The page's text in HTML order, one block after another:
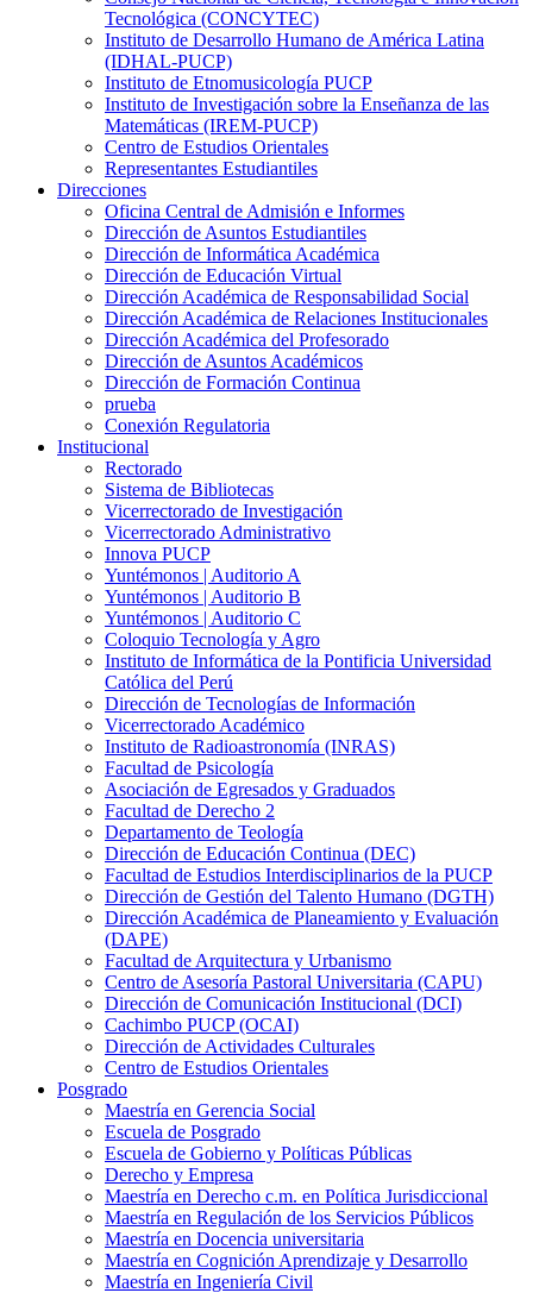
Tecnológica (CONCYTEC)
Instituto de Desarrollo Humano de América Latina
(IDHAL-PUCP)
Instituto de Etnomusicología PUCP
Instituto de Investigación sobre la Enseñanza de las
Matemáticas (IREM-PUCP)
Centro de Estudios Orientales
Representantes Estudiantiles
Direcciones
Oficina Central de Admisión e Informes
Dirección de Asuntos Estudiantiles
Dirección de Informática Académica
Dirección de Educación Virtual
Dirección Académica de Responsabilidad Social
Dirección Académica de Relaciones Institucionales
Dirección Académica del Profesorado
Dirección de Asuntos Académicos
Dirección de Formación Continua
prueba
Conexión Regulatoria
Institucional
Rectorado
Sistema de Bibliotecas
Vicerrectorado de Investigación
Vicerrectorado Administrativo
Innova PUCP
Yuntémonos | Auditorio A
Yuntémonos | Auditorio B
Yuntémonos | Auditorio C
Coloquio Tecnología y Agro
Instituto de Informática de la Pontificia Universidad
Católica del Perú
Dirección de Tecnologías de Información
Vicerrectorado Académico
Instituto de Radioastronomía (INRAS)
Facultad de Psicología
Asociación de Egresados y Graduados
Facultad de Derecho 2
Departamento de Teología
Dirección de Educación Continua (DEC)
Facultad de Estudios Interdisciplinarios de la PUCP
Dirección de Gestión del Talento Humano (DGTH)
Dirección Académica de Planeamiento y Evaluación
(DAPE)
Facultad de Arquitectura y Urbanismo
Centro de Asesoría Pastoral Universitaria (CAPU)
Dirección de Comunicación Institucional (DCI)
Cachimbo PUCP (OCAI)
Dirección de Actividades Culturales
Centro de Estudios Orientales
Posgrado
Maestría en Gerencia Social
Escuela de Posgrado
Escuela de Gobierno y Políticas Públicas
Derecho y Empresa
Maestría en Derecho c.m. en Política Jurisdiccional
Maestría en Regulación de los Servicios Públicos
Maestría en Docencia universitaria
Maestría en Cognición Aprendizaje y Desarrollo
Maestría en Ingeniería Civil